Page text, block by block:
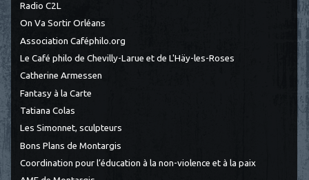
Radio C2L
On Va Sortir Orléans
Association Caféphilo.org
Le Café philo de Chevilly-Larue et de L'Häy-les-Roses
Catherine Armessen
Fantasy à la Carte
Tatiana Colas
Les Simonnet, sculpteurs
Bons Plans de Montargis
Coordination pour l’éducation à la non-violence et à la paix